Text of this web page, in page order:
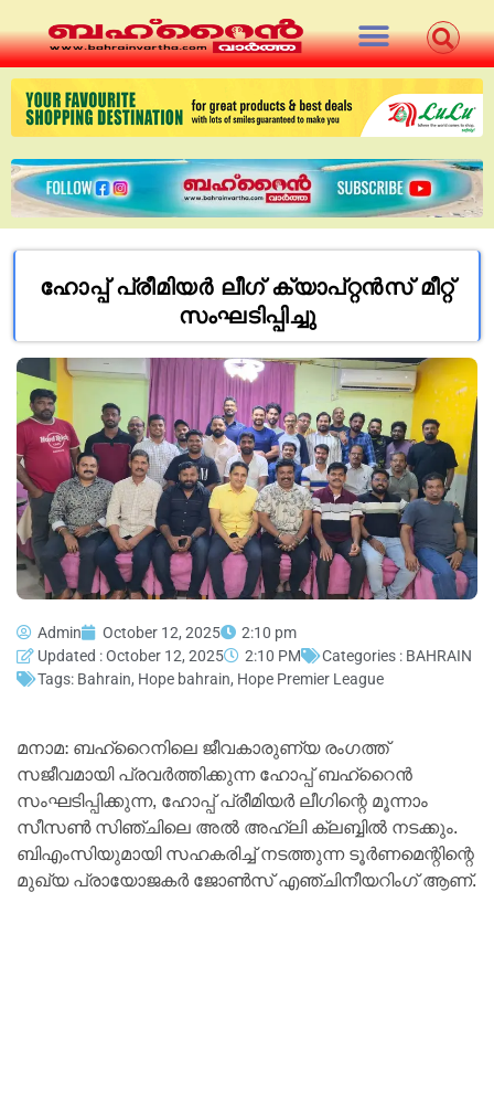
ഹോപ്പ് പ്രീമിയര്‍ ലീഗ് ക്യാപ്റ്റന്‍സ് മീറ്റ്
സംഘടിപ്പിച്ചു
Admin October 12, 2025
2:10 pm
Updated : October 12, 2025
2:10 PM Categories : BAHRAIN
Tags: Bahrain, Hope bahrain, Hope Premier League
മനാമ: ബഹ്റൈനിലെ ജീവകാരുണ്യ രംഗത്ത്
സജീവമായി പ്രവര്‍ത്തിക്കുന്ന ഹോപ്പ് ബഹ്റൈന്‍
സംഘടിപ്പിക്കുന്ന, ഹോപ്പ് പ്രീമിയര്‍ ലീഗിന്റെ മൂന്നാം
സീസണ്‍ സിഞ്ചിലെ അല്‍ അഹ്ലി ക്ലബ്ബില്‍ നടക്കും.
ബിഎംസിയുമായി സഹകരിച്ച് നടത്തുന്ന ടൂര്‍ണമെന്റിന്റെ
മുഖ്യ പ്രായോജകര്‍ ജോണ്‍സ് എഞ്ചിനീയറിംഗ് ആണ്.